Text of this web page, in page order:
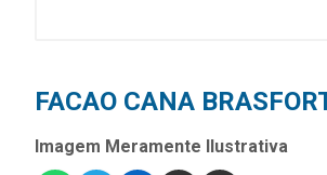
FACAO CANA
Imagem Meramente Ilustrativa